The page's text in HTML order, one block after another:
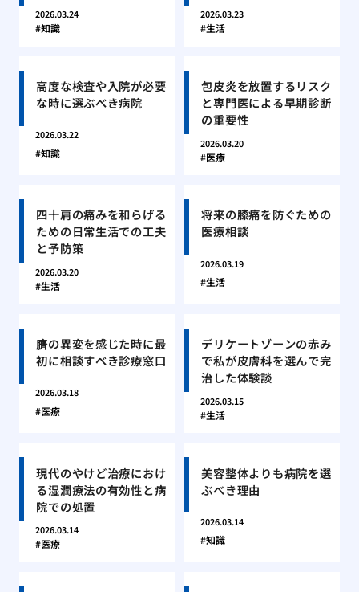
2026.03.24
知識
2026.03.23
生活
高度な検査や入院が必要
な時に選ぶべき病院
2026.03.22
知識
包皮炎を放置するリスク
と専門医による早期診断
の重要性
2026.03.20
医療
四十肩の痛みを和らげる
ための日常生活での工夫
と予防策
2026.03.20
生活
将来の膝痛を防ぐための
医療相談
2026.03.19
生活
臍の異変を感じた時に最
初に相談すべき診療窓口
2026.03.18
医療
デリケートゾーンの赤み
で私が皮膚科を選んで完
治した体験談
2026.03.15
生活
現代のやけど治療におけ
る湿潤療法の有効性と病
院での処置
2026.03.14
医療
美容整体よりも病院を選
ぶべき理由
2026.03.14
知識